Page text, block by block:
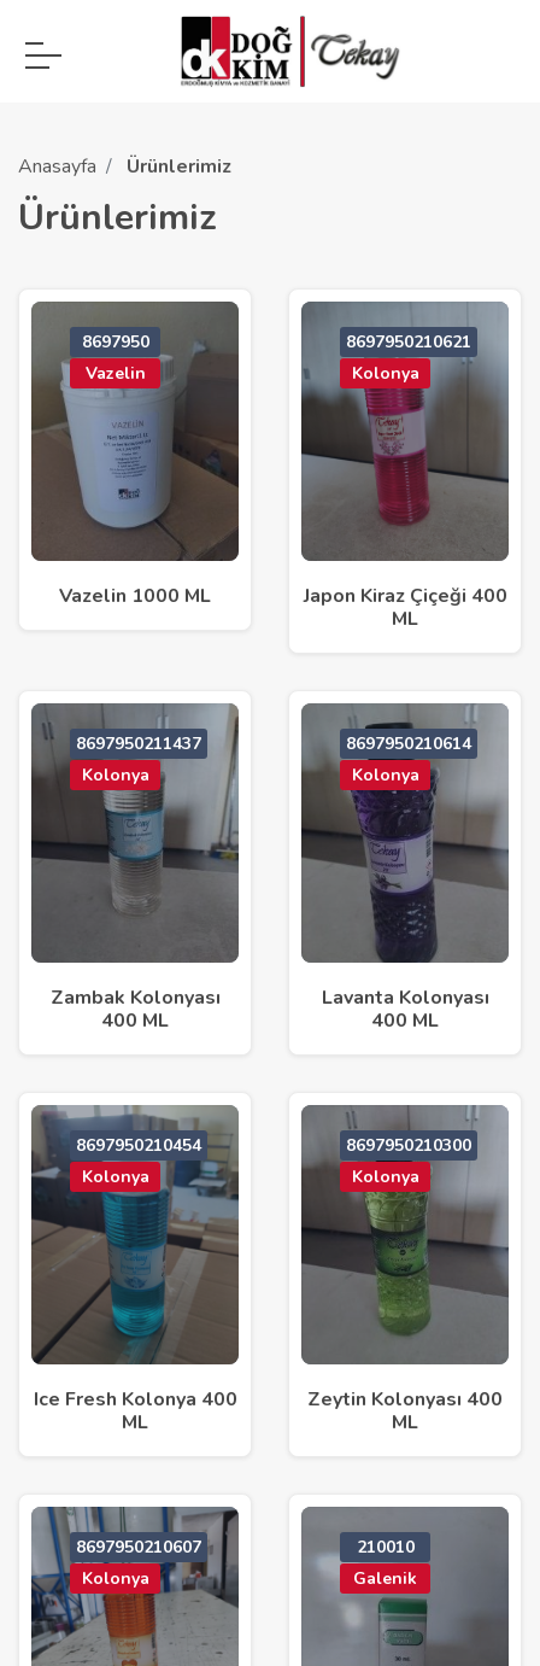
Anasayfa Ürünlerimiz
Ürünlerimiz
8697950
Vazelin
Vazelin 1000 ML
8697950210621
Kolonya
Japon Kiraz Çiçeği 400
ML
8697950211437
Kolonya
Zambak Kolonyası
400 ML
8697950210614
Kolonya
Lavanta Kolonyası
400 ML
8697950210454
Kolonya
Ice Fresh Kolonya 400
ML
8697950210300
Kolonya
Zeytin Kolonyası 400
ML
8697950210607
Kolonya
210010
Galenik